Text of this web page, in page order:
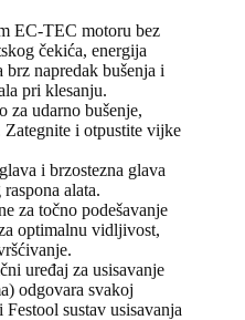
EC-TEC motoru bez
čekića, energija
brz napredak bušenja i
pri klesanju.
za udarno bušenje,
Zategnite i otpustite vijke
i brzostezna glava
alata.
za točno podešavanje
optimalnu vidljivost,
uređaj za usisavanje
odgovara svakoj
sustav usisavanja